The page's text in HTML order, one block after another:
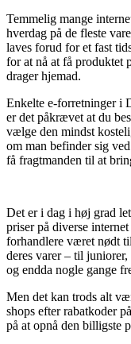
Temmelig mange
hverdag på de fleste
laves forud for et fast
for at nå at få produktet
drager hjemad.
Enkelte e-forretninger i
er det påkrævet at du
vælge den mindst
om man befinder sig
få fragtmanden til at
Det er i dag i høj grad
priser på diverse
forhandlere været nødt
deres varer – til
og endda nogle gange
Men det kan trods alt
shops efter rabatkoder
på at opnå den billigste